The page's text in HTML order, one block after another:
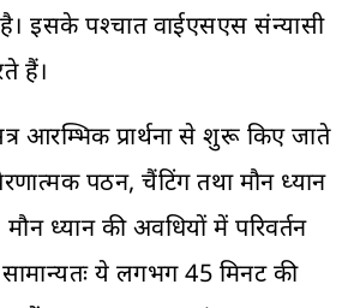
है। इसके पश्चात वाईएसएस संन्यासी
हैं।
आरम्भिक प्रार्थना से शुरू किए जाते
पठन, चैंटिंग तथा मौन ध्यान
ध्यान की अवधियों में परिवर्तन
ये लगभग 45 मिनट की